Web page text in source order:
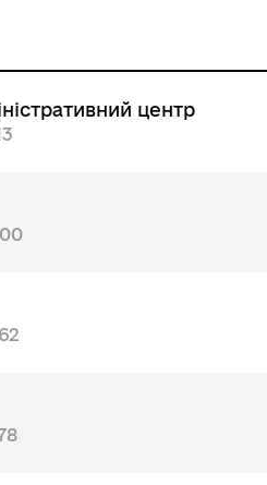
центр